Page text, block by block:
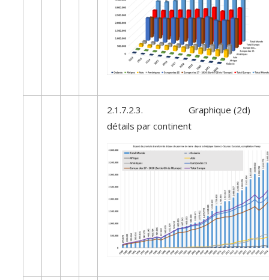
2.1.7.2.3. Graphique (2d)
détails par continent